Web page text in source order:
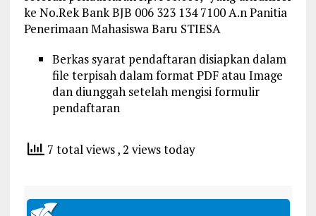
ke No.Rek Bank BJB 006 323 134 7100 A.n Panitia
Penerimaan Mahasiswa Baru STIESA
Berkas syarat pendaftaran disiapkan dalam
file terpisah dalam format PDF atau Image
dan diunggah setelah mengisi formulir
pendaftaran
7 total views, 2 views today